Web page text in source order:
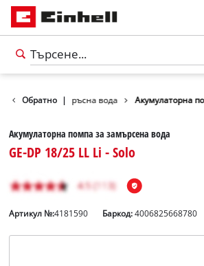
Обратно |
Помпи за мръсна вода Акумулаторна
Акумулаторна помпа за замърсена вода
GE-DP 18/25 LL Li - Solo
Артикул №:4181590 Баркод:4006825668780